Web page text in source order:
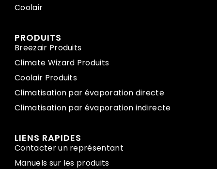
Coolair
PRODUITS
Breezair Produits
Climate Wizard Produits
Coolair Produits
Climatisation par évaporation directe
Climatisation par évaporation indirecte
LIENS RAPIDES
Contacter un représentant
Manuels sur les produits